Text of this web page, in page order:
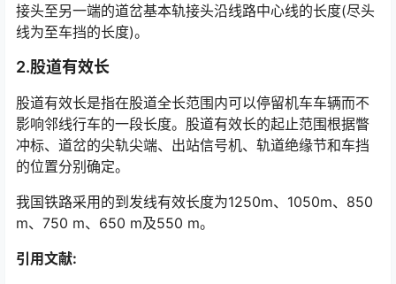
接头至另一端的道岔基本轨接头沿线路中心线的长度(尽头
线为至车挡的长度)。
2.股道有效长
股道有效长是指在股道全长范围内可以停留机车车辆而不
影响邻线行车的一段长度。股道有效长的起止范围根据瞥
冲标、道岔的尖轨尖端、出站信号机、轨道绝缘节和车挡
的位置分别确定。󠅅󠅃󠄵󠅂󠄪󠇖󠆨󠆨󠇕󠆞󠆒󠅬󠇘󠆭󠆘󠇙󠆝󠅵󠇗󠆭󠆁󠄐󠇗󠅹󠅸󠇖󠆍󠅳󠇖󠅹󠅰󠇖󠆌󠅹
我国铁路采用的到发线有效长度为1250m、1050m、850
m、750 m、650 m及550 m。
引用文献: